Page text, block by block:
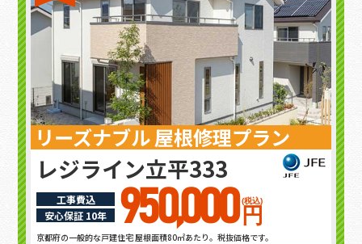
リーズナブル 屋根修理プラン
レジライン立平333
工事費込
安心保証 10年
950,000 円
(税込)
京都府の一般的な戸建住宅 屋根面積80㎡あたり。税抜価格です。